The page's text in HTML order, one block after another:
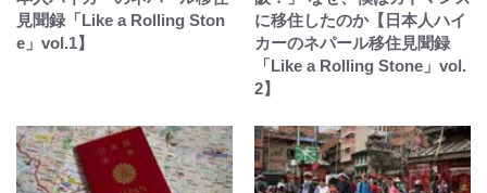
見聞録「Like a Rolling Ston
e」vol.1】
に移住したのか【日本人ハイ
カーのネパール移住見聞録
「Like a Rolling Stone」vol.
2】